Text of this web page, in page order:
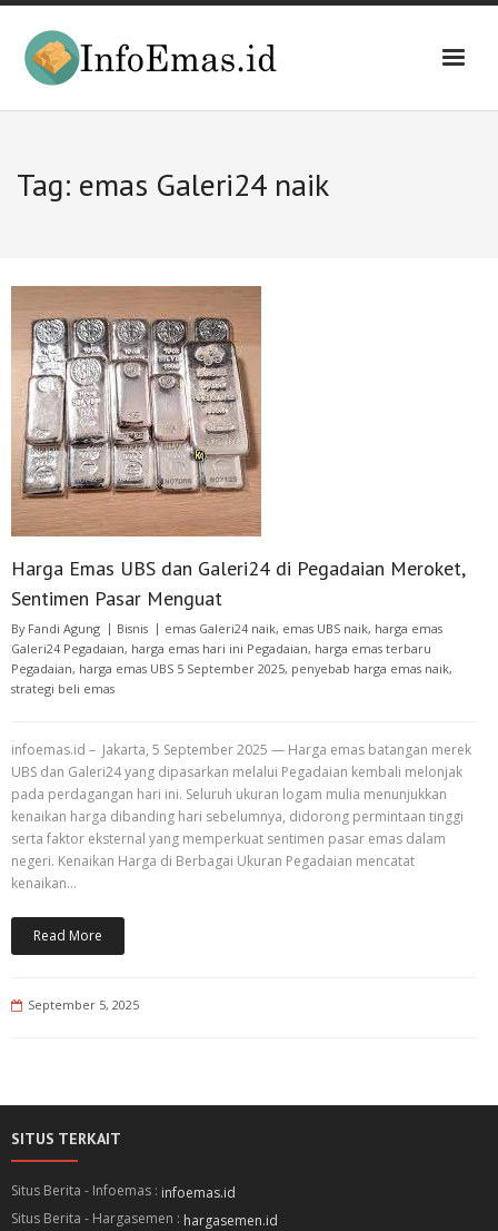
Skip
content
Tag: emas Galeri24 naik
Harga Emas UBS dan Galeri24 di Pegadaian Meroket,
Sentimen Pasar Menguat
By Fandi Agung Bisnis emas Galeri24 naik, emas UBS naik, harga emas
Galeri24 Pegadaian, harga emas hari ini Pegadaian, harga emas terbaru
Pegadaian, harga emas UBS 5 September 2025, penyebab harga emas naik,
strategi beli emas
infoemas.id – Jakarta, 5 September 2025 — Harga emas batangan merek
UBS dan Galeri24 yang dipasarkan melalui Pegadaian kembali melonjak
pada perdagangan hari ini. Seluruh ukuran logam mulia menunjukkan
kenaikan harga dibanding hari sebelumnya, didorong permintaan tinggi
serta faktor eksternal yang memperkuat sentimen pasar emas dalam
negeri. Kenaikan Harga di Berbagai Ukuran Pegadaian mencatat
kenaikan…
Read More
September 5, 2025
SITUS TERKAIT
Situs Berita - Infoemas : infoemas.id
Situs Berita - Hargasemen : hargasemen.id